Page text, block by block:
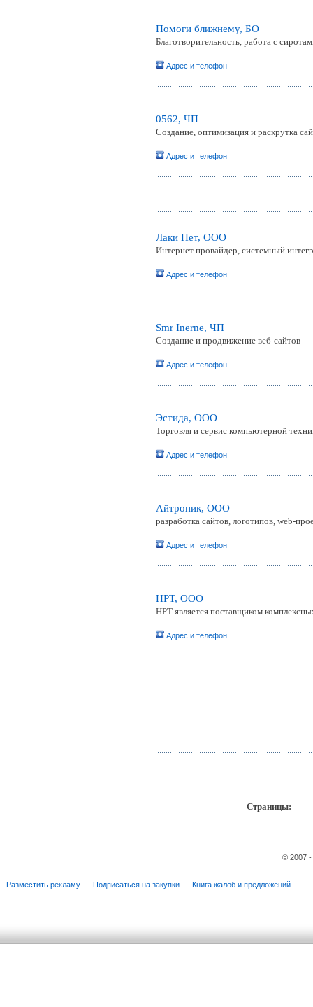
Помоги ближнему, БО
Благотворительность, работа с
Адрес и телефон
0562, ЧП
Создание, оптимизация и раскрутка
Адрес и телефон
Лаки Нет, ООО
Интернет провайдер, системный
Адрес и телефон
Smr Inerne, ЧП
Создание и продвижение веб-сайтов
Адрес и телефон
Эстида, ООО
Торговля и сервис компьютерной
Адрес и телефон
Айтроник, ООО
разработка сайтов, логотипов, web-
Адрес и телефон
HPT, ООО
HPT является поставщиком
Адрес и телефон
Страницы:
© 2007
Разместить рекламу Подписаться на закупки Книга жалоб и предложений